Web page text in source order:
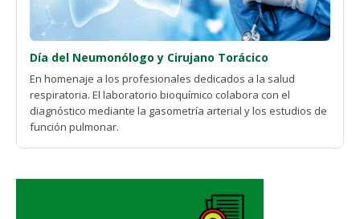
Día del Neumonólogo y Cirujano Torácico
En homenaje a los profesionales dedicados a la salud
respiratoria. El laboratorio bioquímico colabora con el
diagnóstico mediante la gasometría arterial y los estudios de
función pulmonar.